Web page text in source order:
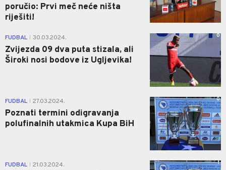
poručio: Prvi meč neće ništa
riješiti!
FUDBAL 30.03.2024.
Zvijezda 09 dva puta stizala, ali
Široki nosi bodove iz Ugljevika!
0
FUDBAL 27.03.2024.
Poznati termini odigravanja
polufinalnih utakmica Kupa BiH
0
FUDBAL 21.03.2024. 1